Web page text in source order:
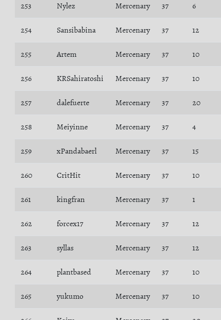
253 Nylez Mercenary 37 6
254 Sansibabina Mercenary 37 12
255 Artem Mercenary 37 10
256 KRSahiratoshi Mercenary 37 10
257 dalefuerte Mercenary 37 20
258 Meiyinne Mercenary 37 4
259 xPandabaerl Mercenary 37 15
260 CritHit Mercenary 37 10
261 kingfran Mercenary 37 1
262 forcex17 Mercenary 37 12
263 syllas Mercenary 37 12
264 plantbased Mercenary 37 10
265 yukumo Mercenary 37 10